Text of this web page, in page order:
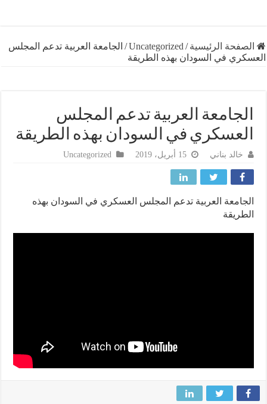
الرئيسية /
Uncategorized
/الجامعة العربية تدعم المجلس
في السودان بهذه الطريقة
العربية تدعم المجلس
في السودان بهذه الطريقة
خالد بناني Uncategorized
العربية تدعم المجلس العسكري في السودان بهذه